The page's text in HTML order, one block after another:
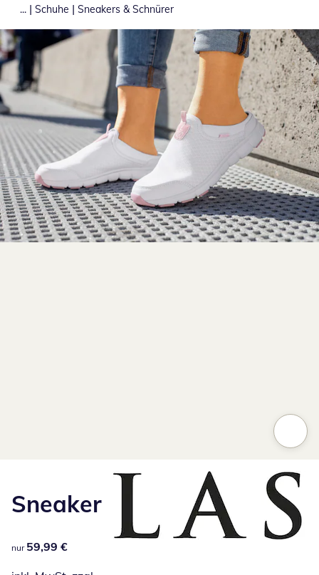
... | Schuhe | Sneakers & Schnürer
Sneaker
59,99 €
nur 59,99 €